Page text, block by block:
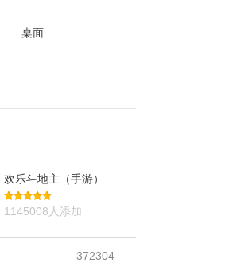
桌面
欢乐斗地主（手游）
1145008人添加
372304